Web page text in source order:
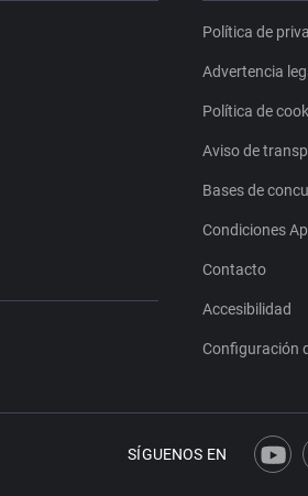
Política de
Advertencia
Política de
Aviso de
Bases de
Condiciones
Contacto
Accesibilidad
Configuración
SÍGUENOS EN